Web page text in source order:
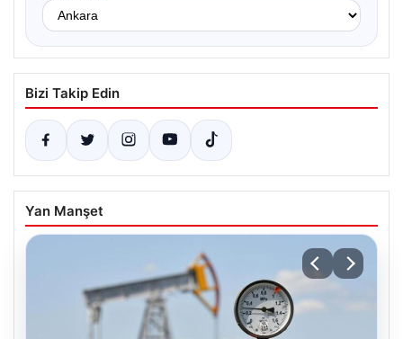
Bizi Takip Edin
Yan Manşet